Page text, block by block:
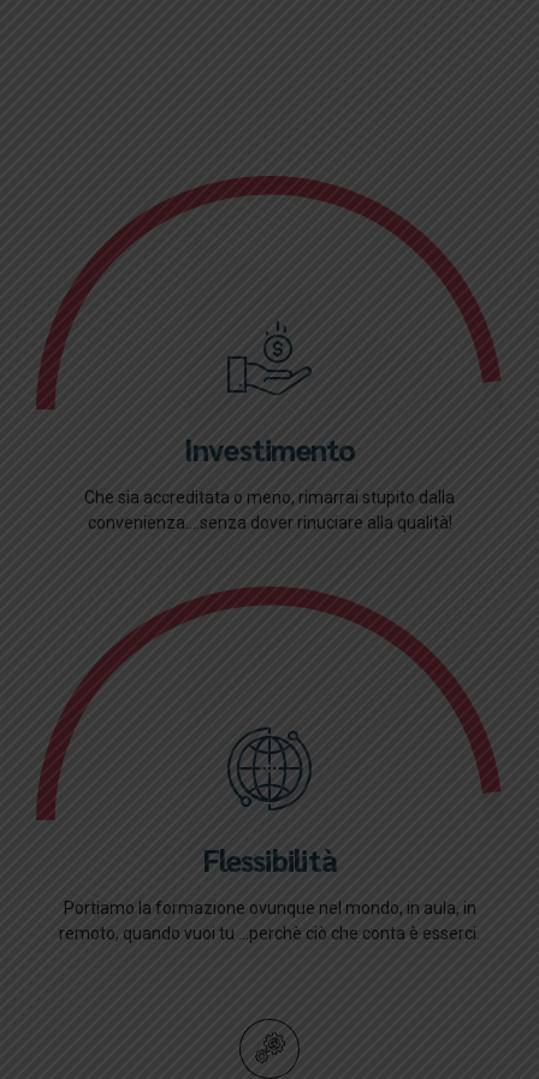
Investimento
Che sia accreditata o meno, rimarrai stupito dalla
convenienza....senza dover rinuciare alla qualità!
Flessibilità
Portiamo la formazione ovunque nel mondo, in aula, in
remoto, quando vuoi tu ...perchè ciò che conta è esserci.